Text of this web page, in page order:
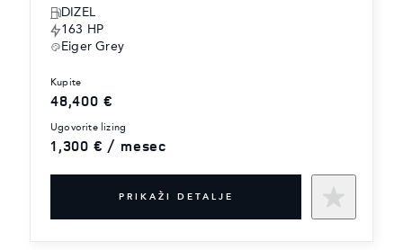
DIZEL
163 HP
Eiger Grey
kupite
48,400 €
ugovorite lizing
1,300 € / mesec
PRIKAŽI DETALJE